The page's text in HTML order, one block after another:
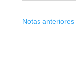
Notas anteriores